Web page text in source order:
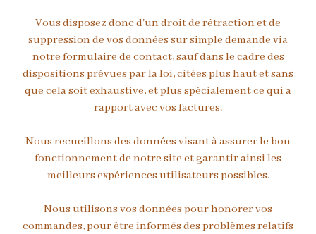
Vous disposez donc d'un droit de rétraction et de
suppression de vos données sur simple demande via
notre formulaire de contact, sauf dans le cadre des
dispositions prévues par la loi, citées plus haut et sans
que cela soit exhaustive, et plus spécialement ce qui a
rapport avec vos factures.
Nous recueillons des données visant à assurer le bon
fonctionnement de notre site et garantir ainsi les
meilleurs expériences utilisateurs possibles.
Nous utilisons vos données pour honorer vos
commandes, pour être informés des problèmes relatifs